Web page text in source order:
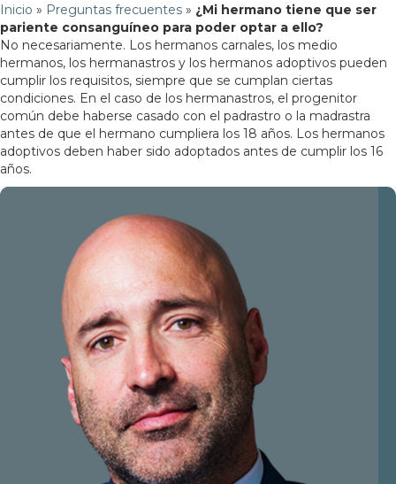
Inicio » Preguntas frecuentes » ¿Mi hermano tiene que ser
pariente consanguíneo para poder optar a ello?
No necesariamente. Los hermanos carnales, los medio
hermanos, los hermanastros y los hermanos adoptivos pueden
cumplir los requisitos, siempre que se cumplan ciertas
condiciones. En el caso de los hermanastros, el progenitor
común debe haberse casado con el padrastro o la madrastra
antes de que el hermano cumpliera los 18 años. Los hermanos
adoptivos deben haber sido adoptados antes de cumplir los 16
años.